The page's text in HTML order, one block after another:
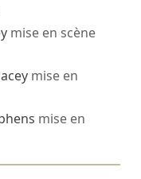
mise en scène
mise en
mise en